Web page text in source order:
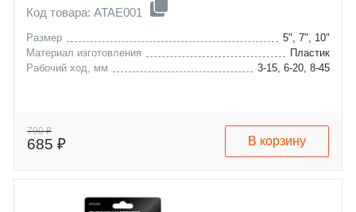
Код товара: ATAE001
Размер
5", 7", 10"
Материал изготовления
Пластик
Рабочий ход, мм
3-15, 6-20, 8-45
790 ₽
685 ₽ В корзину